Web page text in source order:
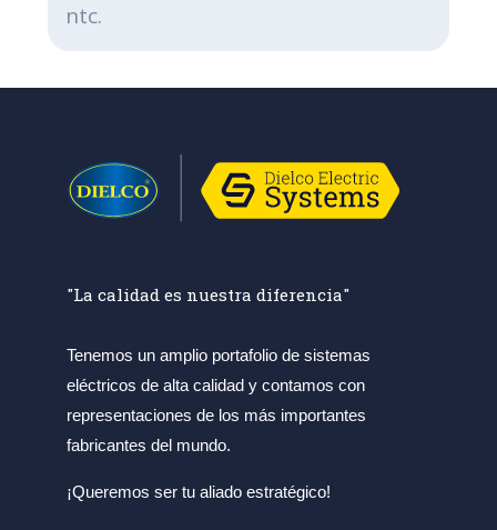
ntc.
"La calidad es nuestra diferencia"
Tenemos un amplio portafolio de sistemas
eléctricos de alta calidad y contamos con
representaciones de los más importantes
fabricantes del mundo.
¡Queremos ser tu aliado estratégico!